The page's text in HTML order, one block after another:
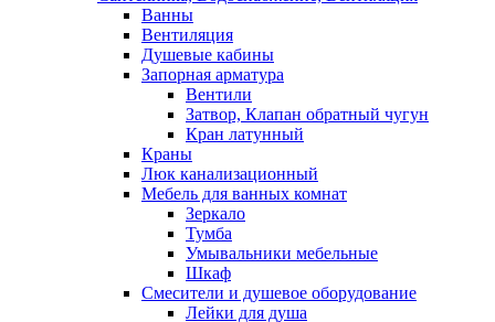
Ванны
Вентиляция
Душевые кабины
Запорная арматура
Вентили
Затвор, Клапан обратный чугун
Кран латунный
Краны
Люк канализационный
Мебель для ванных комнат
Зеркало
Тумба
Умывальники мебельные
Шкаф
Смесители и душевое оборудование
Лейки для душа